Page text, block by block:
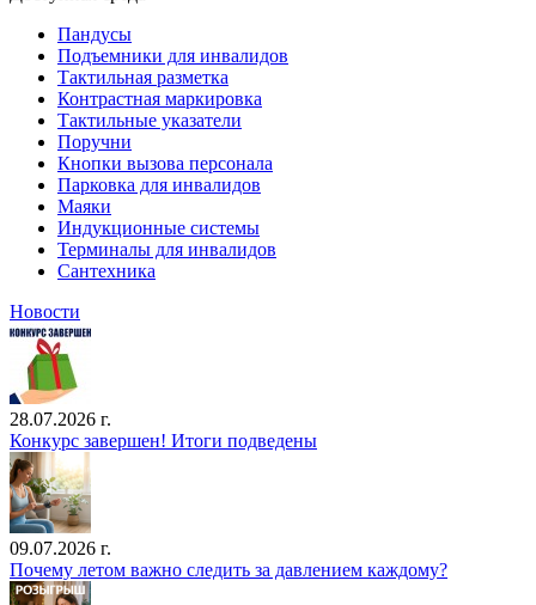
Пандусы
Подъемники для инвалидов
Тактильная разметка
Контрастная маркировка
Тактильные указатели
Поручни
Кнопки вызова персонала
Парковка для инвалидов
Маяки
Индукционные системы
Терминалы для инвалидов
Сантехника
Новости
28.07.2026 г.
Конкурс завершен! Итоги подведены
09.07.2026 г.
Почему летом важно следить за давлением каждому?